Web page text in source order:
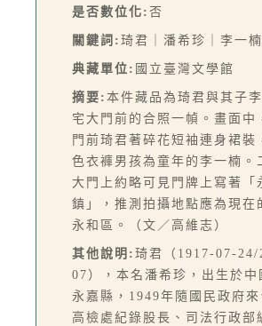
是否數位化: 否
關鍵詞: 琦君｜潘希珍｜李一
典藏單位: 國立臺灣文學館
摘要: 本件藏品為琦君與其子
宅大門前的合照一幀。畫面中
門前琦君著碎花短袖連身裙裝
色衣褲男孩為童年的李一楠。
大門上約略可見門牌上寫著「
鎮」，推測拍攝地點應為現在
永和區。（文／高維志）
其他說明: 琦君（1917-07-
07），本名潘希珍，出生於中
永嘉縣，1949年隨國民政府來
高檢處紀錄股長、司法行政部